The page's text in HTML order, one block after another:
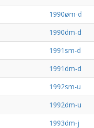
1990øm-d
1990dm-d
1991sm-d
1991dm-d
1992sm-u
1992dm-u
1993dm-j